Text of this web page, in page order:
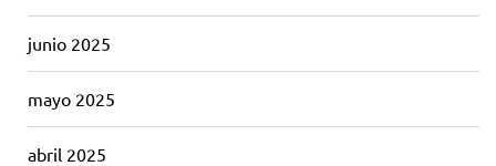
junio 2025
mayo 2025
abril 2025